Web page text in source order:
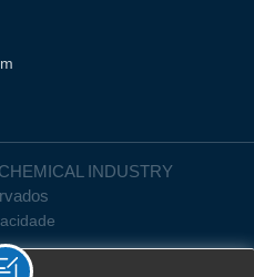
INDUSTRY